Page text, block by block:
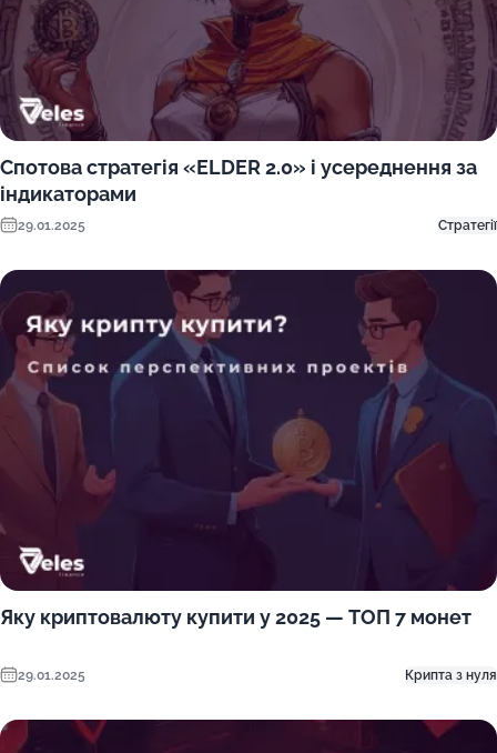
Спотова стратегія «ELDER 2.0» і усереднення за
індикаторами
29.01.2025 Стратегії
Яку криптовалюту купити у 2025 — ТОП 7 монет
29.01.2025 Крипта з нуля